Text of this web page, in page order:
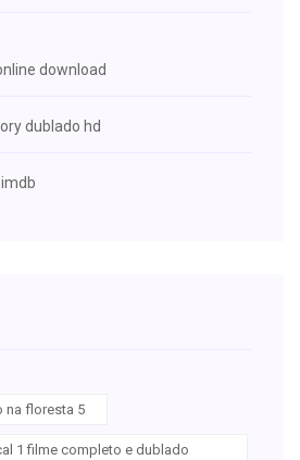
download
dublado hd
na floresta 5
1 filme completo e dublado